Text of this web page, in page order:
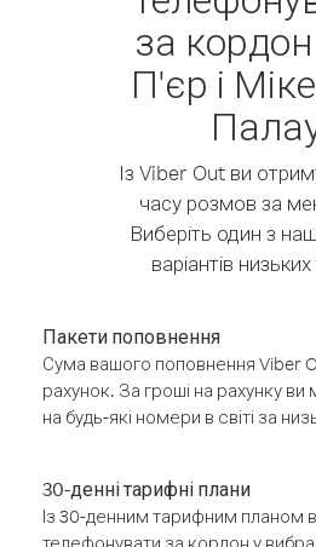
за
П'єр і
Із Viber Out ви
часу розмов за
Виберіть один з
варіантів
Пакети поповнення
Сума вашого поповнення Viber
рахунок. За гроші на рахунку
на будь-які номери в світі за
30-денні тарифні плани
Із 30-денним тарифним планом